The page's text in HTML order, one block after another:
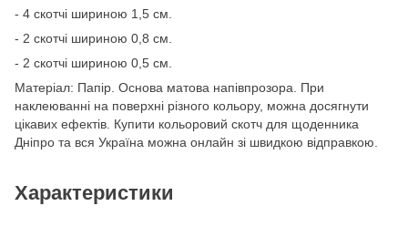
- 4 скотчі шириною 1,5 см.
- 2 скотчі шириною 0,8 см.
- 2 скотчі шириною 0,5 см.
Матеріал: Папір. Основа матова напівпрозора. При
наклеюванні на поверхні різного кольору, можна досягнути
цікавих ефектів. Купити кольоровий скотч для щоденника
Дніпро та вся Україна можна онлайн зі швидкою відправкою.
Характеристики